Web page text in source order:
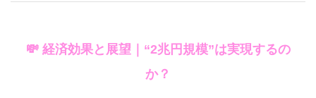
💸 経済効果と展望｜“2兆円規模”は実現するの
か？